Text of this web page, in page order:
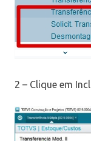
2 – Clique em